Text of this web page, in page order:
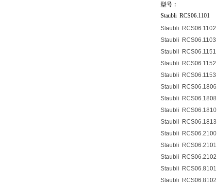
型号：
Staubli RCS06.1101
Staubli
RCS06.1102
Staubli
RCS06.1103
Staubli
RCS06.1151
Staubli
RCS06.1152
Staubli
RCS06.1153
Staubli
RCS06.1806
Staubli
RCS06.1808
Staubli
RCS06.1810
Staubli
RCS06.1813
Staubli
RCS06.2100
Staubli
RCS06.2101
Staubli
RCS06.2102
Staubli
RCS06.8101
Staubli
RCS06.8102